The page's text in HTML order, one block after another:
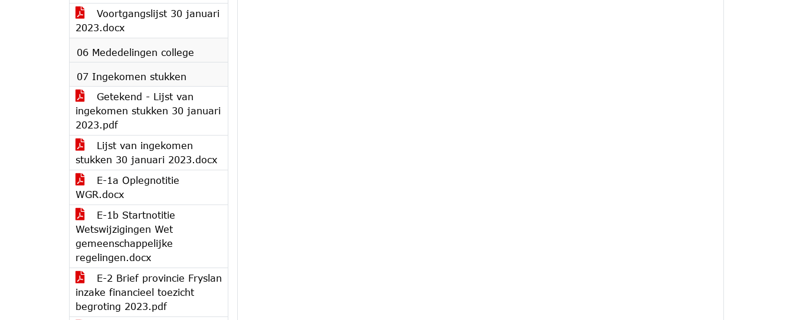
Voortgangslijst 30 januari
2023.docx
06 Mededelingen college
07 Ingekomen stukken
Getekend - Lijst van
ingekomen stukken 30 januari
2023.pdf
Lijst van ingekomen
stukken 30 januari 2023.docx
E-1a Oplegnotitie
WGR.docx
E-1b Startnotitie
Wetswijzigingen Wet
gemeenschappelijke
regelingen.docx
E-2 Brief provincie Fryslan
inzake financieel toezicht
begroting 2023.pdf